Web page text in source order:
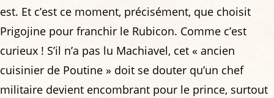
est. Et c’est ce moment, précisément, que choisit
Prigojine pour franchir le Rubicon. Comme c’est
curieux ! S’il n’a pas lu Machiavel, cet « ancien
cuisinier de Poutine » doit se douter qu’un chef
militaire devient encombrant pour le prince, surtout